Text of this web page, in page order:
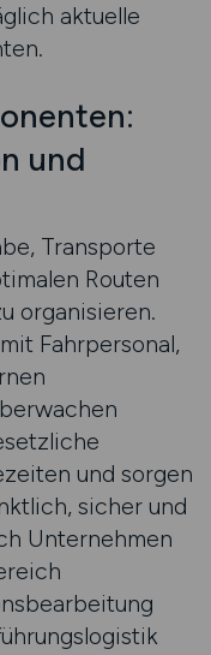
aktuelle
und
Transporte
Routen
organisieren.
Fahrpersonal,
und sorgen
sicher und
Unternehmen